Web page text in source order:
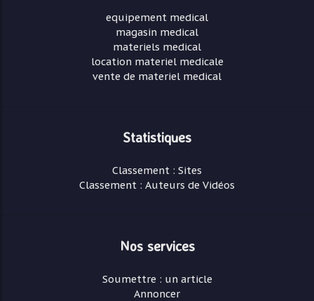
equipement medical
magasin medical
materiels medical
location materiel medicale
vente de materiel medical
Statistiques
Classement : Sites
Classement : Auteurs de Vidéos
Nos services
Soumettre : un article
Annoncer